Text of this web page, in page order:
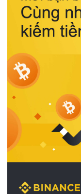
cột sống.
Bên cạnh đó,
sản phẩm đạt
tế còn giúp
khuẩn và nấm
thời tiết nóng
thêm các
động của giấc
phòng ngủ đối
người tại
Link) để có cái
2. Các tiêu chí
chăn ga gối
ngủ
Để sở hữu một
cao cấp hoàn
công năng,
nhắc kỹ lưỡng